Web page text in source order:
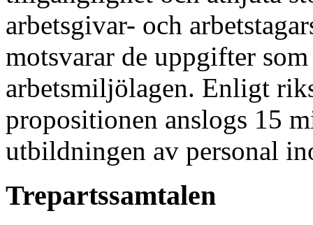
arbetsgivar- och
motsvarar de uppgifter
arbetsmiljölagen. Enligt
propositionen anslogs 15
utbildningen av personal
Trepartssamtalen